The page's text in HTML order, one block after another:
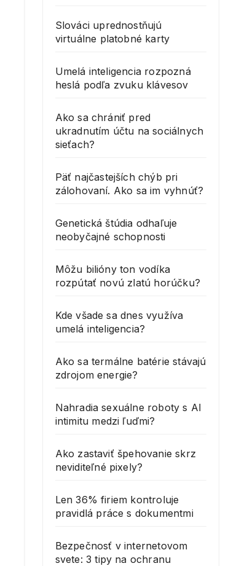
Slováci uprednostňujú
virtuálne platobné karty
Umelá inteligencia rozpozná
heslá podľa zvuku klávesov
Ako sa chrániť pred
ukradnutím účtu na sociálnych
sieťach?
Päť najčastejších chýb pri
zálohovaní. Ako sa im vyhnúť?
Genetická štúdia odhaľuje
neobyčajné schopnosti
Môžu bilióny ton vodíka
rozpútať novú zlatú horúčku?
Kde všade sa dnes využíva
umelá inteligencia?
Ako sa termálne batérie stávajú
zdrojom energie?
Nahradia sexuálne roboty s AI
intimitu medzi ľuďmi?
Ako zastaviť špehovanie skrz
neviditeľné pixely?
Len 36% firiem kontroluje
pravidlá práce s dokumentmi
Bezpečnosť v internetovom
svete: 3 tipy na ochranu